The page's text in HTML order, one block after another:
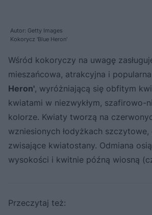
Autor: Getty Images
Kokorycz 'Blue Heron'
Wśród kokoryczy na uwagę
mieszańcowa, atrakcyjna i
Heron', wyróżniającą się obfitym
kwiatami w niezwykłym, szafirowo-
kolorze. Kwiaty tworzą na
wzniesionych łodyżkach szczytowe,
zwisające kwiatostany. Odmiana
wysokości i kwitnie późną wiosną
Przeczytaj też: